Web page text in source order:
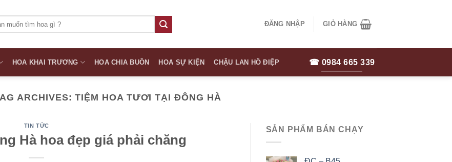
ĐĂNG NHẬP GIỎ HÀNG
HOA KHAI TRƯƠNG HOA CHIA BUỒN HOA SỰ KIỆN CHẬU LAN HỒ ĐIỆP ☎ 0984 665 339
ARCHIVES:TIỆM HOA TƯƠI TẠI ĐÔNG HÀ
TIN TỨC
Hà hoa đẹp giá phải chăng
SẢN PHẨM BÁN CHẠY